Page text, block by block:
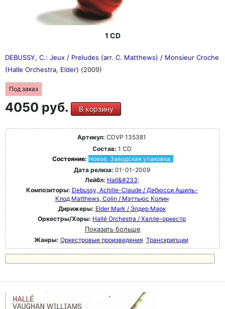
1 CD
DEBUSSY, C.: Jeux / Preludes (arr. C. Matthews) / Monsieur Croche
(Halle Orchestra, Elder) (2009)
Под заказ
4050 руб. В корзину
Артикул: CDVP 135381
Состав: 1 CD
Состояние: Новое. Заводская упаковка.
Дата релиза: 01-01-2009
Лейбл: Hall&#233;
Композиторы: Debussy, Achille-Claude / Дебюсси Ашиль-
Клод Matthews, Colin / Мэттьюс Колин
Дирижеры: Elder Mark / Элдер Марк
Оркестры/Хоры: Hallé Orchestra / Халле-оркестр
Показать больше
Жанры: Оркестровые произведения Транскрипции